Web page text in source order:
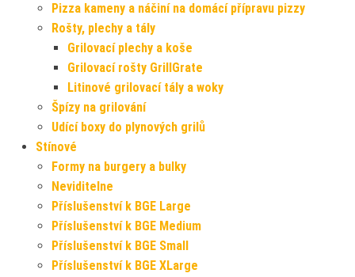
Pizza kameny a náčiní na domácí přípravu pizzy
Rošty, plechy a tály
Grilovací plechy a koše
Grilovací rošty GrillGrate
Litinové grilovací tály a woky
Špízy na grilování
Udící boxy do plynových grilů
Stínové
Formy na burgery a bulky
Neviditelne
Příslušenství k BGE Large
Příslušenství k BGE Medium
Příslušenství k BGE Small
Příslušenství k BGE XLarge